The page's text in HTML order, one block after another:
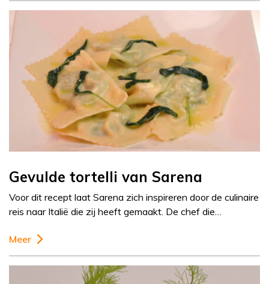
Gevulde tortelli van Sarena
Voor dit recept laat Sarena zich inspireren door de culinaire
reis naar Italië die zij heeft gemaakt. De chef die…
Meer